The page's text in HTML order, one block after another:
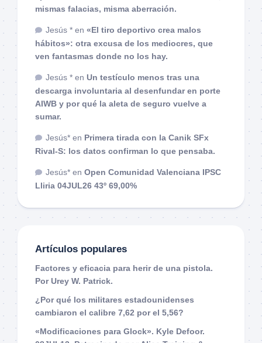
mismas falacias, misma aberración.
Jesús * en «El tiro deportivo crea malos
hábitos»: otra excusa de los mediocres, que
ven fantasmas donde no los hay.
Jesús * en Un testículo menos tras una
descarga involuntaria al desenfundar en porte
AIWB y por qué la aleta de seguro vuelve a
sumar.
Jesús* en Primera tirada con la Canik SFx
Rival-S: los datos confirman lo que pensaba.
Jesús* en Open Comunidad Valenciana IPSC
Lliria 04JUL26 43º 69,00%
Artículos populares
Factores y eficacia para herir de una pistola.
Por Urey W. Patrick.
¿Por qué los militares estadounidenses
cambiaron el calibre 7,62 por el 5,56?
«Modificaciones para Glock». Kyle Defoor.